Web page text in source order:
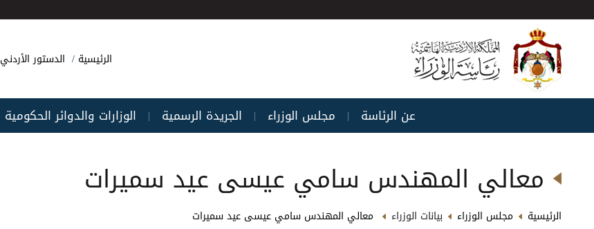
الرئيسية الدستور الأردني
عن الرئاسة | مجلس الوزراء | الجريدة الرسمية | الوزارات والدوائر الحكومية
معالي المهندس سامي عيسى عيد سميرات
الرئيسية مجلس الوزراء بيانات الوزراء معالي المهندس سامي عيسى عيد سميرات